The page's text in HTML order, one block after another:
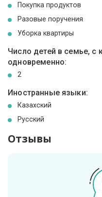
Покупка продуктов
Разовые поручения
Уборка квартиры
Число детей в семье, с
одновременно:
2
Иностранные языки:
Казахский
Русский
Отзывы